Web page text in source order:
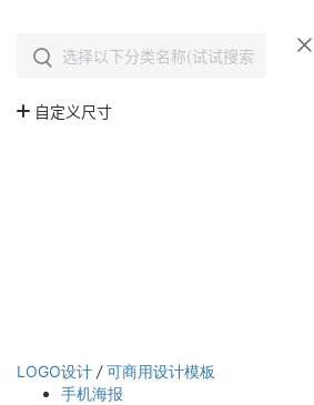
LOGO设计 / 可商用设计模板
手机海报